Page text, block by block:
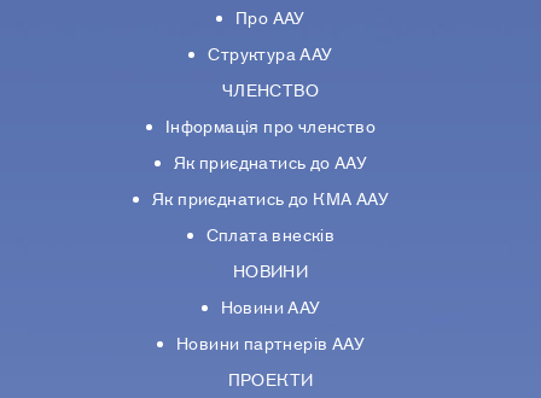
Про ААУ
Структура ААУ
ЧЛЕНСТВО
Інформація про членство
Як приєднатись до ААУ
Як приєднатись до КМА ААУ
Сплата внесків
НОВИНИ
Новини ААУ
Новини партнерiв ААУ
ПРОЕКТИ